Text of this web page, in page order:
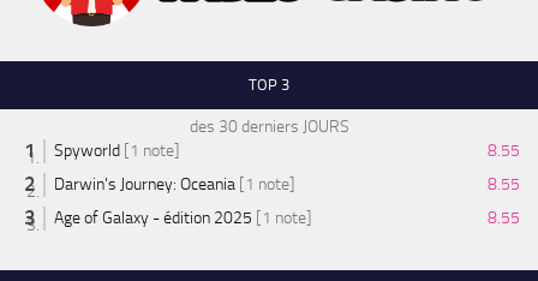
TOP 3
des 30 derniers JOURS
Spyworld [1 note]
8.55
Darwin's Journey: Oceania [1 note]
8.55
Age of Galaxy - édition 2025 [1 note] 8.55